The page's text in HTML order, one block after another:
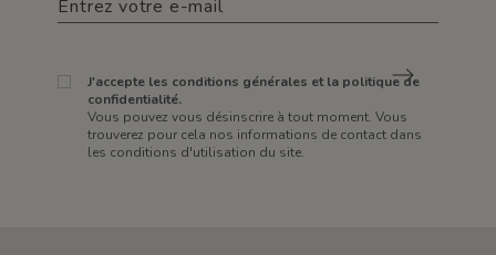
J'accepte les conditions générales et la politique de
confidentialité.
Vous pouvez vous désinscrire à tout moment. Vous
trouverez pour cela nos informations de contact dans
les conditions d'utilisation du site.